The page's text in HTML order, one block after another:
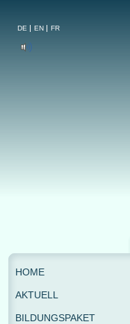
DE EN FR
HOME
AKTUELL
BILDUNGSPAKET